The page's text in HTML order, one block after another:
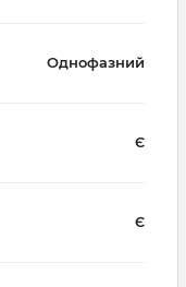
Однофазний
Є
Є